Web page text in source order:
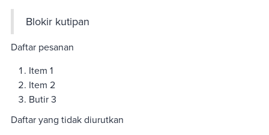
Blokir kutipan
Daftar pesanan
Item 1
Item 2
Butir 3
Daftar yang tidak diurutkan